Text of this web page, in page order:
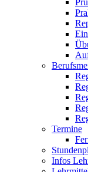
Termine
Infos